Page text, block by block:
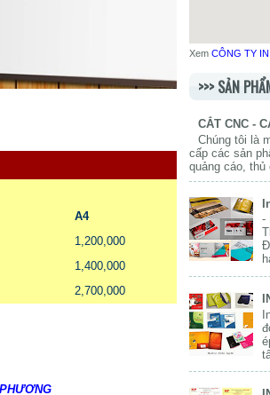
A4
1,200,000
1,400,000
2,700,000
Xem CÔNG TY
>>> SẢN
CẮT CNC -
Chúng tôi là
cấp các sản
quảng cáo, thủ
-